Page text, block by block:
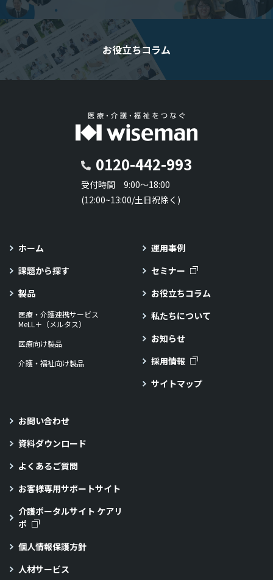
お役立ちコラム
0120-442-993
受付時間 9:00～18:00
(12:00~13:00/土日祝除く)
ホーム
課題から探す
製品
医療・介護連携サービス
MeLL＋（メルタス）
医療向け製品
介護・福祉向け製品
運用事例
セミナー
お役立ちコラム
私たちについて
お知らせ
採用情報
サイトマップ
お問い合わせ
資料ダウンロード
よくあるご質問
お客様専用サポートサイト
介護ポータルサイト ケアリ
ポ
個人情報保護方針
人材サービス